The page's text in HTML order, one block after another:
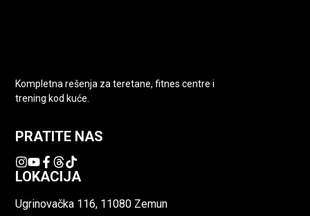
Kompletna rešenja za teretane, fitnes centre i
trening kod kuće.
PRATITE NAS
LOKACIJA
Ugrinovačka 116, 11080 Zemun